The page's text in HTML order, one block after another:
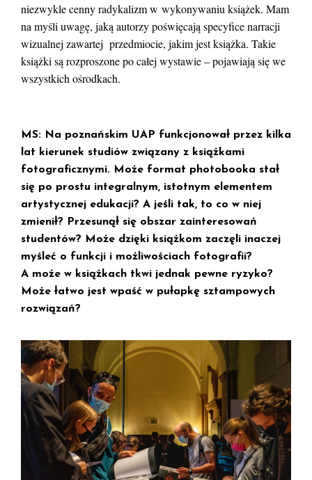
niezwykle cenny radykalizm w wykonywaniu książek. Mam
na myśli uwagę, jaką autorzy poświęcają specyfice narracji
wizualnej zawartej przedmiocie, jakim jest książka. Takie
książki są rozproszone po całej wystawie – pojawiają się we
wszystkich ośrodkach.
MS: Na poznańskim UAP funkcjonował przez kilka
lat kierunek studiów związany z książkami
fotograficznymi. Może format photobooka stał
się po prostu integralnym, istotnym elementem
artystycznej edukacji? A jeśli tak, to co w niej
zmienił? Przesunął się obszar zainteresowań
studentów? Może dzięki książkom zaczęli inaczej
myśleć o funkcji i możliwościach fotografii?
A może w książkach tkwi jednak pewne ryzyko?
Może łatwo jest wpaść w pułapkę sztampowych
rozwiązań?